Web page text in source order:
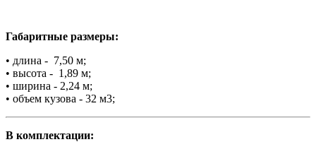
Габаритные размеры:
• длина - 7,50 м;
• высота - 1,89 м;
• ширина - 2,24 м;
• объем кузова - 32 м3;
В комплектации: